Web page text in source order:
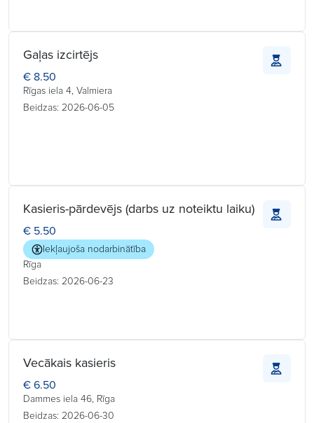
Gaļas izcirtējs
€ 8.50
Rīgas iela 4, Valmiera
Beidzas: 2026-06-05
Kasieris-pārdevējs (darbs uz noteiktu laiku)
€ 5.50
Iekļaujoša nodarbinātība
Rīga
Beidzas: 2026-06-23
Vecākais kasieris
€ 6.50
Dammes iela 46, Rīga
Beidzas: 2026-06-30